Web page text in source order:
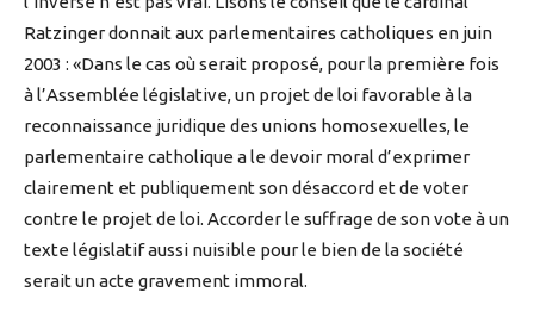
Ratzinger donnait aux parlementaires catholiques en juin
2003 : «Dans le cas où serait proposé, pour la première fois
à l’Assemblée législative, un projet de loi favorable à la
reconnaissance juridique des unions homosexuelles, le
parlementaire catholique a le devoir moral d’exprimer
clairement et publiquement son désaccord et de voter
contre le projet de loi. Accorder le suffrage de son vote à un
texte législatif aussi nuisible pour le bien de la société
serait un acte gravement immoral.